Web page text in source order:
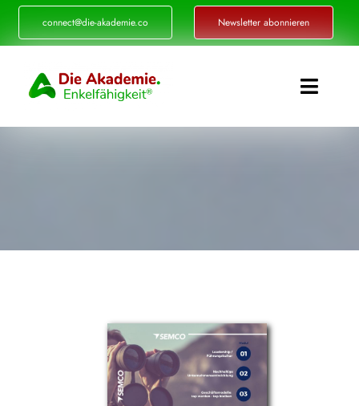
Zum
Inhalt
connect@die-akademie.co Newsletter abonnieren
Toggle
Standorte
Partner